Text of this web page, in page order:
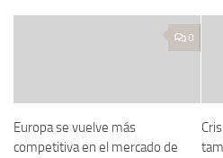
0
Europa se vuelve más
competitiva en el mercado de